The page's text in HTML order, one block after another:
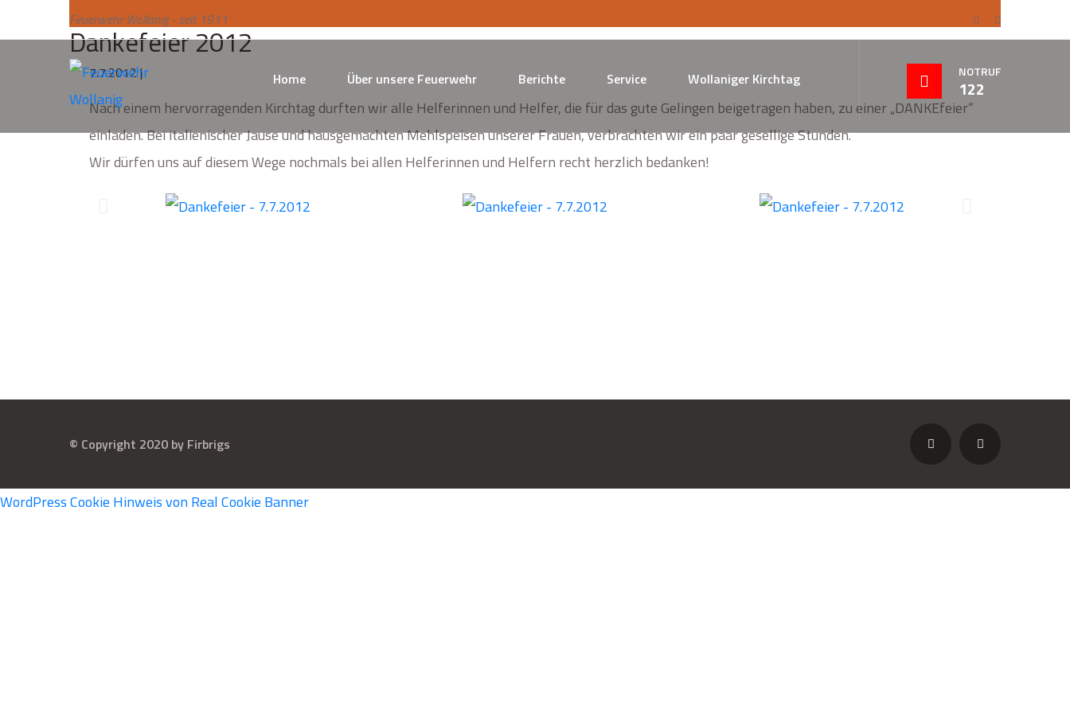
Feuerwehr Wollanig - seit 1911
Home Über unsere Feuerwehr Berichte Service Wollaniger Kirchtag NOTRUF
122
Dankefeier 2012
7.7.2012 |
Nach einem hervorragenden Kirchtag durften wir alle Helferinnen und Helfer, die für das gute Gelingen beigetragen haben, zu einer „DANKEfeier“
einladen. Bei italienischer Jause und hausgemachten Mehlspeisen unserer Frauen, verbrachten wir ein paar gesellige Stunden.
Wir dürfen uns auf diesem Wege nochmals bei allen Helferinnen und Helfern recht herzlich bedanken!
© Copyright 2020 by Firbrigs
WordPress Cookie Hinweis von Real Cookie Banner